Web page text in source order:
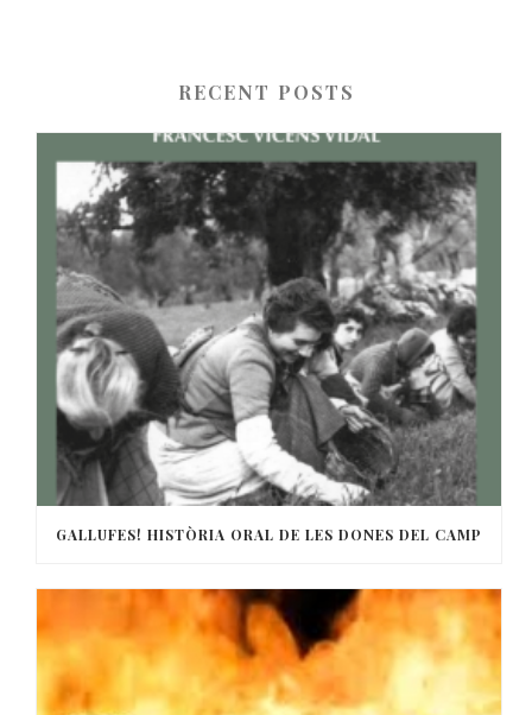
RECENT POSTS
GALLUFES! HISTÒRIA ORAL DE LES DONES DEL CAMP